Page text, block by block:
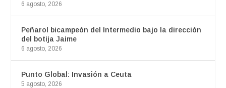
6 agosto, 2026
Peñarol bicampeón del Intermedio bajo la dirección
del botija Jaime
6 agosto, 2026
Punto Global: Invasión a Ceuta
5 agosto, 2026